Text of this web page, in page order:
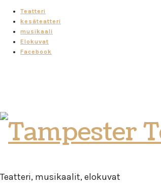
Teatteri
kesäteatteri
musikaali
Elokuvat
Facebook
Tampester
Teatro
Teatteri, musikaalit, elokuvat